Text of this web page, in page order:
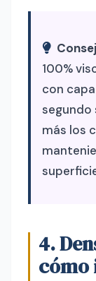
100%
con
segundo
más los
4.
cómo